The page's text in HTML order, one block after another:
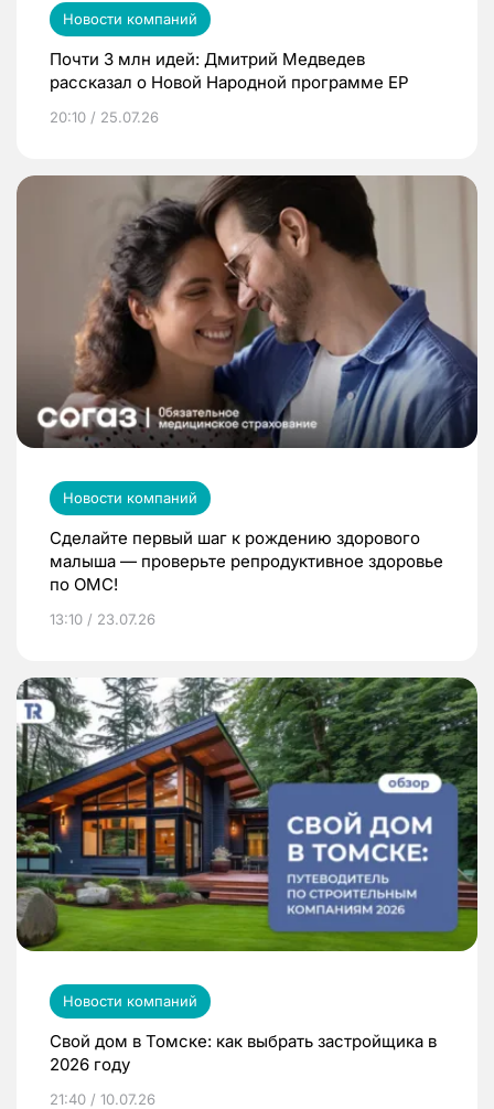
Новости компаний
Почти 3 млн идей: Дмитрий Медведев
рассказал о Новой Народной программе ЕР
20:10 / 25.07.26
Новости компаний
Сделайте первый шаг к рождению здорового
малыша — проверьте репродуктивное здоровье
по ОМС!
13:10 / 23.07.26
Новости компаний
Свой дом в Томске: как выбрать застройщика в
2026 году
21:40 / 10.07.26